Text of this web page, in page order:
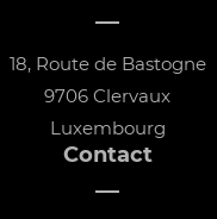
18, Route de Bastogne
9706 Clervaux
Luxembourg
Contact